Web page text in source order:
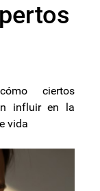
ciertos
influir en la
vida